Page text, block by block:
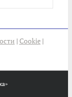
| Cookie|